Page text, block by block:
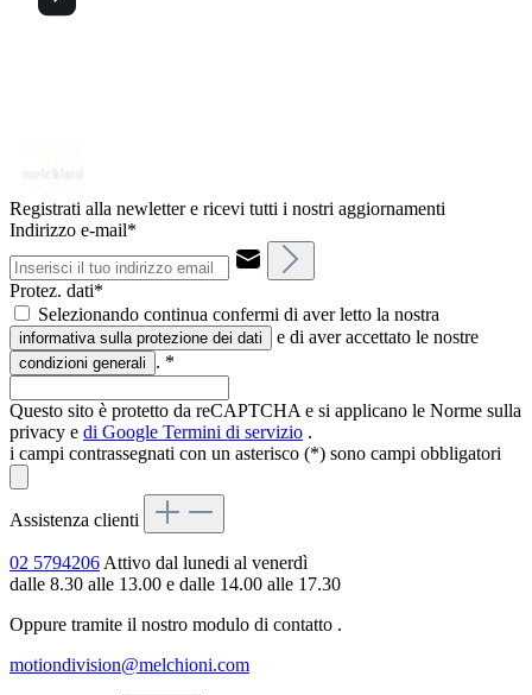
Registrati alla newletter e ricevi tutti i nostri aggiornamenti
Indirizzo e-mail*
Protez. dati*
Selezionando continua confermi di aver letto la nostra
informativa sulla protezione dei dati e di aver accettato le nostre
condizioni generali . *
Questo sito è protetto da reCAPTCHA e si applicano le Norme sulla
privacy e di Google Termini di servizio .
i campi contrassegnati con un asterisco (*) sono campi obbligatori
Assistenza clienti
02 5794206Attivo dal lunedi al venerdì
dalle 8.30 alle 13.00 e dalle 14.00 alle 17.30
Oppure tramite il nostro modulo di contatto .
motiondivision@melchioni.com